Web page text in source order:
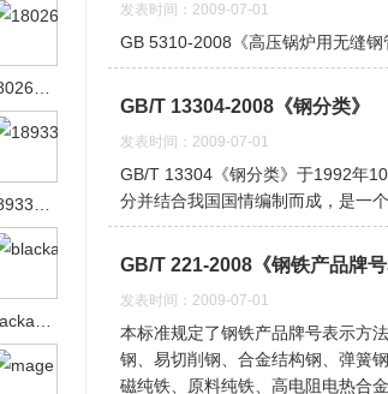
发表时间：2009-07-01
GB 5310-2008《高压锅炉用无缝钢
GB/T 13304-2008《钢分类》
发表时间：2009-07-01
GB/T 13304《钢分类》于1992年
分并结合我国国情编制而成，是一
GB/T 221-2008《钢铁产品牌号
发表时间：2009-07-01
本标准规定了钢铁产品牌号表示方
钢、易切削钢、合金结构钢、弹簧
磁纯铁、原料纯铁、高电阻电热合